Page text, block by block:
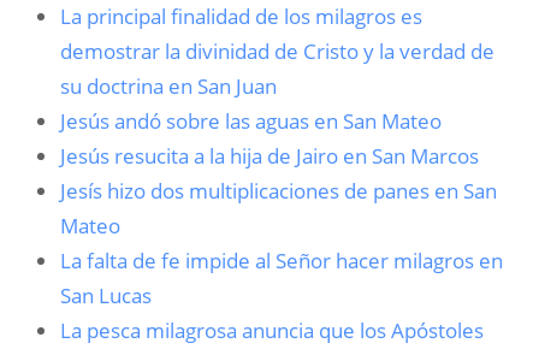
La principal finalidad de los milagros es
demostrar la divinidad de Cristo y la verdad de
su doctrina en San Juan
Jesús andó sobre las aguas en San Mateo
Jesús resucita a la hija de Jairo en San Marcos
Jesís hizo dos multiplicaciones de panes en San
Mateo
La falta de fe impide al Señor hacer milagros en
San Lucas
La pesca milagrosa anuncia que los Apóstoles